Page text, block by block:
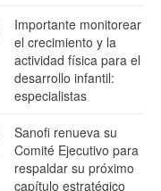
Importante monitorear
el crecimiento y la
actividad física para el
desarrollo infantil:
especialistas
Sanofi renueva su
Comité Ejecutivo para
respaldar su próximo
capítulo estratégico